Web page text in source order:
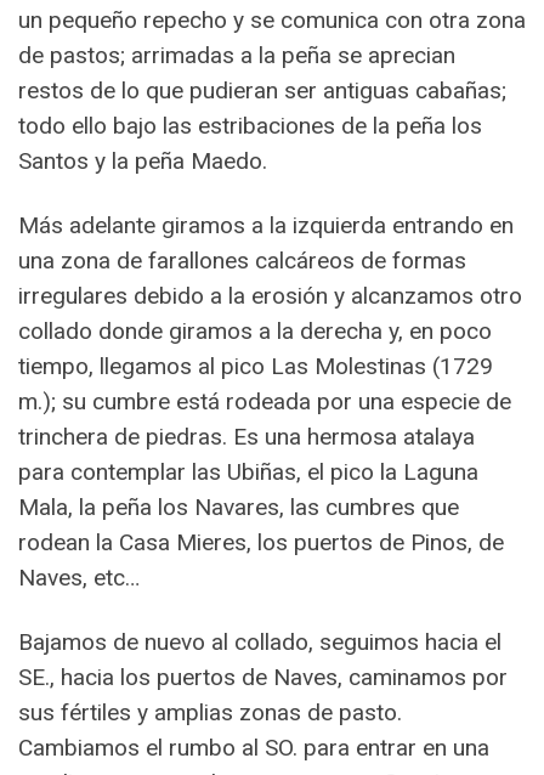
un pequeño repecho y se comunica con otra zona
de pastos; arrimadas a la peña se aprecian
restos de lo que pudieran ser antiguas cabañas;
todo ello bajo las estribaciones de la peña los
Santos y la peña Maedo.
Más adelante giramos a la izquierda entrando en
una zona de farallones calcáreos de formas
irregulares debido a la erosión y alcanzamos otro
collado donde giramos a la derecha y, en poco
tiempo, llegamos al pico Las Molestinas (1729
m.); su cumbre está rodeada por una especie de
trinchera de piedras. Es una hermosa atalaya
para contemplar las Ubiñas, el pico la Laguna
Mala, la peña los Navares, las cumbres que
rodean la Casa Mieres, los puertos de Pinos, de
Naves, etc…
Bajamos de nuevo al collado, seguimos hacia el
SE., hacia los puertos de Naves, caminamos por
sus fértiles y amplias zonas de pasto.
Cambiamos el rumbo al SO. para entrar en una